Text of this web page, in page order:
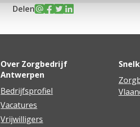
Delen
Over Zorgbedrijf
Antwerpen
Bedrijfsprofiel
Vacatures
Vrijwilligers